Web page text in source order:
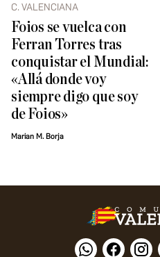
C. VALENCIANA
Foios se vuelca con
Ferran Torres tras
conquistar el Mundial:
«Allá donde voy
siempre digo que soy
de Foios»
Marian M. Borja